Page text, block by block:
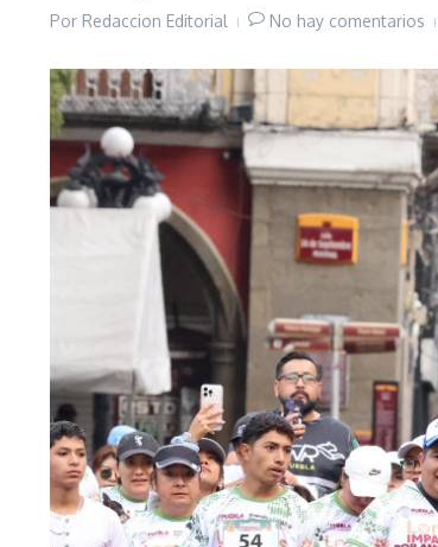
Por Redaccion Editorial No hay comentarios